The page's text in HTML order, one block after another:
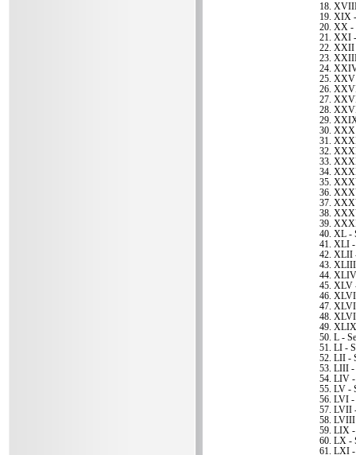
XVIII
XIX -
XX -
XXI -
XXII
XXIII
XXV
XXX
XL -
XLI -
XLII
XLIII
XLIV
XLV
XLVI
XLIX
L -
LI -
LII -
LIII -
LIV -
LV -
LVI -
LVII
LVIII
LIX -
LX -
LXI -